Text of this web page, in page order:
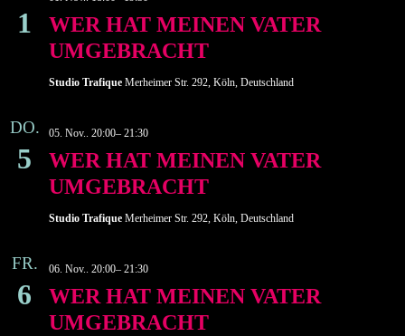
1
WER HAT MEINEN VATER
UMGEBRACHT
Studio Trafique Merheimer Str. 292, Köln, Deutschland
DO.
5
WER HAT MEINEN VATER
UMGEBRACHT
05. Nov.. 20:00– 21:30
Studio Trafique Merheimer Str. 292, Köln, Deutschland
FR.
6
WER HAT MEINEN VATER
UMGEBRACHT
06. Nov.. 20:00– 21:30